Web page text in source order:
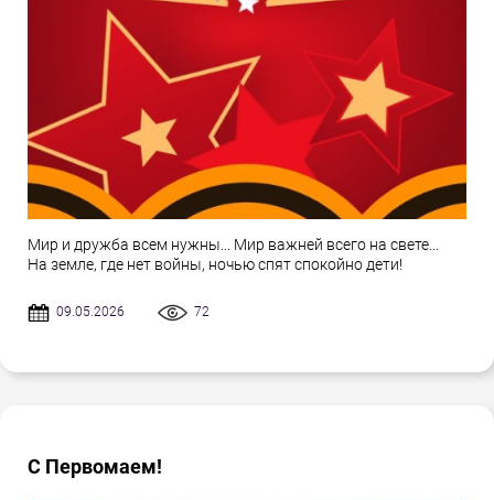
Мир и дружба всем нужны... Мир важней всего на свете...
На земле, где нет войны, ночью спят спокойно дети!
09.05.2026 72
С Первомаем!